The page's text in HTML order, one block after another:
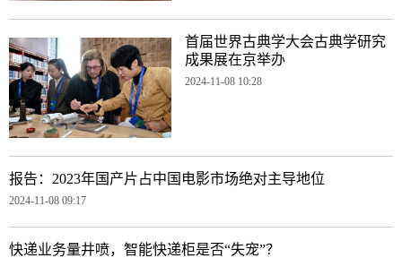
首届世界古典学大会古典学研究
成果展在京举办
2024-11-08 10:28
报告：2023年国产片占中国电影市场绝对主导地位
2024-11-08 09:17
快递业务量井喷，智能快递柜是否“失宠”？